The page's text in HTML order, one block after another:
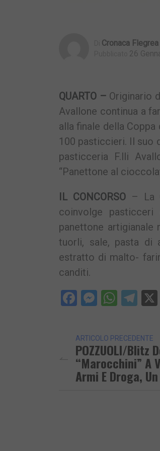
Cronaca Flegrea
26
QUARTO – Originario
Avallone continua a
alla finale della
100 pasticcieri. Il suo
pasticceria F.lli
“Panettone al
IL CONCORSO– La
coinvolge
panettone artigianale
tuorli, sale, pasta di
estratto di malto-
canditi.
Facebook
ARTICOLO PRECEDENTE
POZZUOLI/Blitz
“Marocchini” A
Armi E Droga,